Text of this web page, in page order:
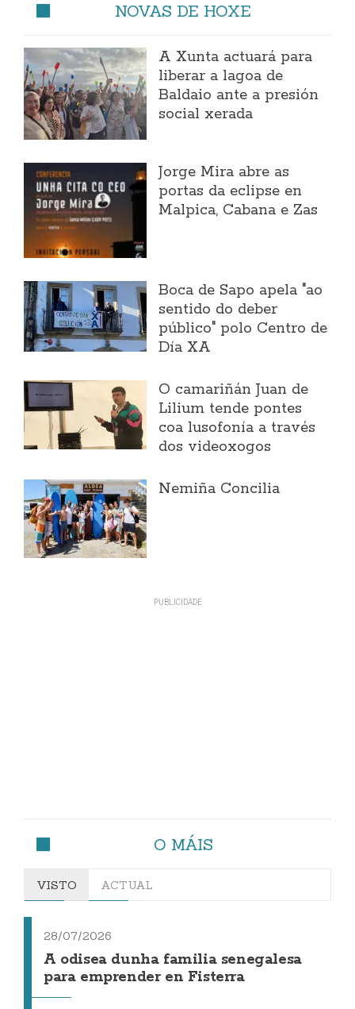
NOVAS DE HOXE
A Xunta actuará para
liberar a lagoa de
Baldaio ante a presión
social xerada
Jorge Mira abre as
portas da eclipse en
Malpica, Cabana e Zas
Boca de Sapo apela "ao
sentido do deber
público" polo Centro de
Día XA
O camariñán Juan de
Lilium tende pontes
coa lusofonía a través
dos videoxogos
Nemiña Concilia
O MÁIS
VISTO ACTUAL
28/07/2026
A odisea dunha familia senegalesa
para emprender en Fisterra